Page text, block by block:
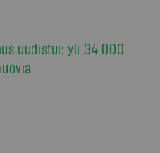
uudistui: yli 34 000